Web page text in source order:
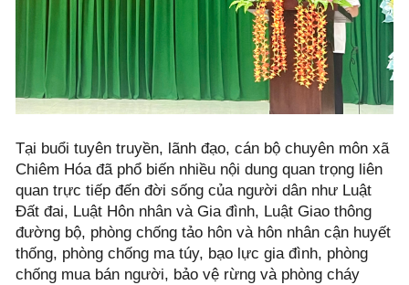
Tại buổi tuyên truyền, lãnh đạo, cán bộ chuyên môn xã
Chiêm Hóa đã phổ biến nhiều nội dung quan trọng liên
quan trực tiếp đến đời sống của người dân như Luật
Đất đai, Luật Hôn nhân và Gia đình, Luật Giao thông
đường bộ, phòng chống tảo hôn và hôn nhân cận huyết
thống, phòng chống ma túy, bạo lực gia đình, phòng
chống mua bán người, bảo vệ rừng và phòng cháy